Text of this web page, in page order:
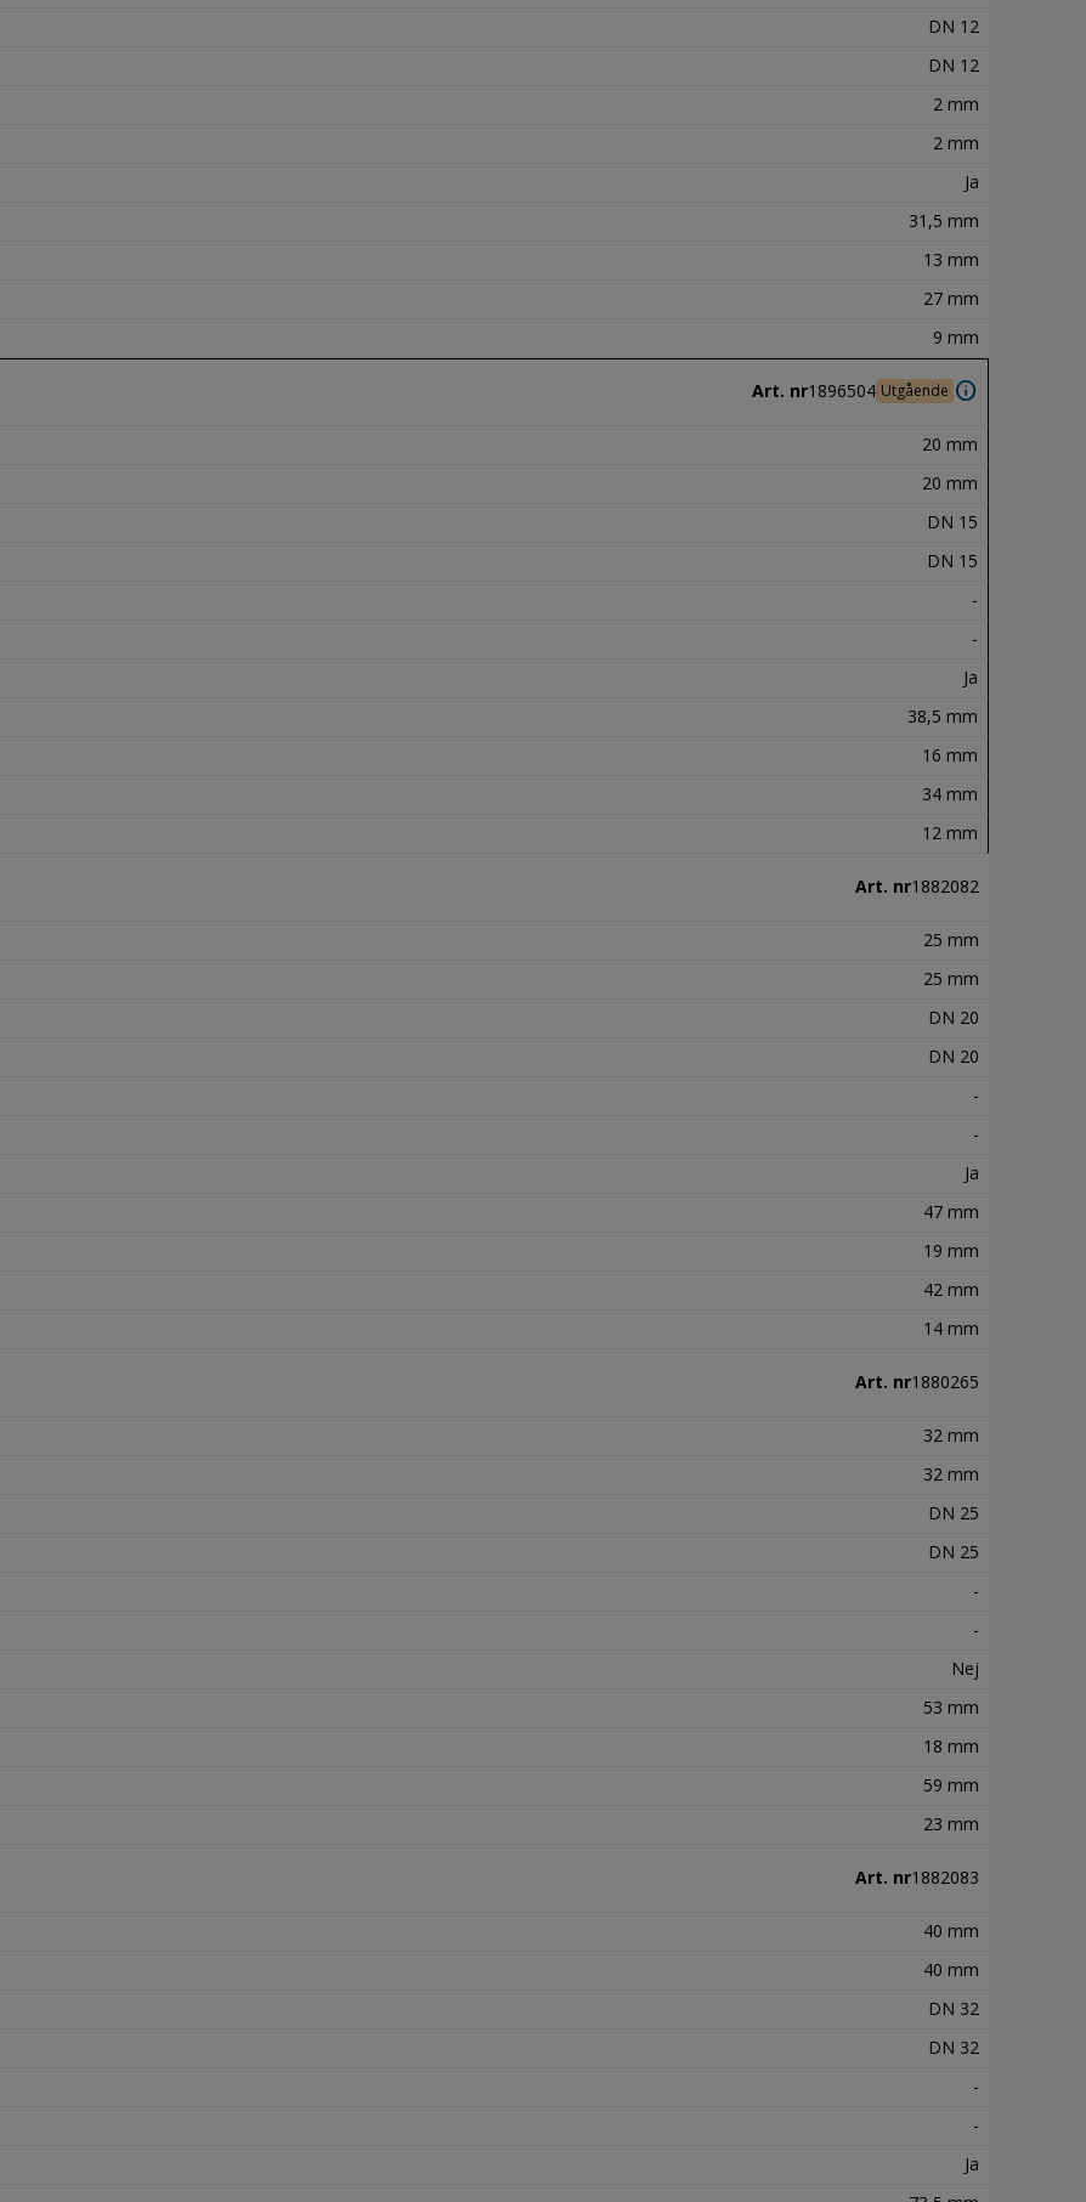
DN 12
DN 12
2 mm
2 mm
Ja
31,5 mm
13 mm
27 mm
9 mm
Art. nr1896504 Utgående info
20 mm
20 mm
DN 15
DN 15
-
-
Ja
38,5 mm
16 mm
34 mm
12 mm
Art. nr1882082
25 mm
25 mm
DN 20
DN 20
-
-
Ja
47 mm
19 mm
42 mm
14 mm
Art. nr1880265
32 mm
32 mm
DN 25
DN 25
-
-
Nej
53 mm
18 mm
59 mm
23 mm
Art. nr1882083
40 mm
40 mm
DN 32
DN 32
-
-
Ja